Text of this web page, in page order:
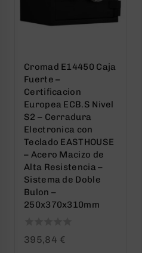
Cromad E14450 Caja
Fuerte –
Certificacion
Europea ECB.S Nivel
S2 – Cerradura
Electronica con
Teclado EASTHOUSE
– Acero Macizo de
Alta Resistencia –
Sistema de Doble
Bulon –
250x370x310mm
0
395,84 €